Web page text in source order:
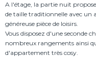
A l'étage, la partie nuit
de taille traditionnelle avec un
généreuse pièce de loisirs.
Vous disposez d'une seconde
nombreux rangements ainsi
d'appartement très cosy.